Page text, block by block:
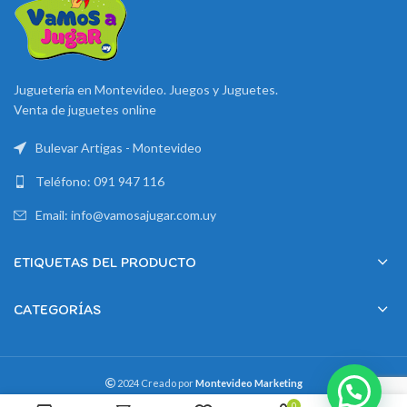
Juguetería en Montevideo. Juegos y Juguetes.
Venta de juguetes online
Bulevar Artigas - Montevideo
Teléfono: 091 947 116
Email: info@vamosajugar.com.uy
ETIQUETAS DEL PRODUCTO
CATEGORÍAS
2024 Creado porMontevideo Marketing